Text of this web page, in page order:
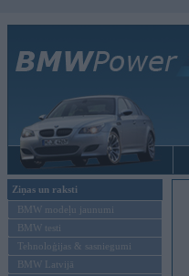
Ziņas un raksti
BMW modeļu jaunumi
BMW testi
Tehnoloģijas & sasniegumi
BMW Latvijā